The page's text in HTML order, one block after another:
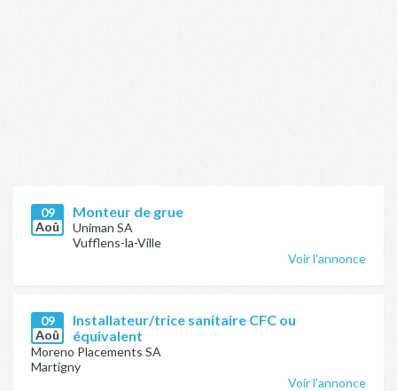
09
Aoû
Monteur de grue
Uniman SA
Vufflens-la-Ville
Voir l'annonce
09
Aoû
Installateur/trice sanitaire CFC ou
équivalent
Moreno Placements SA
Martigny
Voir l'annonce